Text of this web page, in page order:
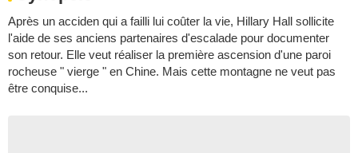
Après un acciden qui a failli lui coûter la vie, Hillary Hall sollicite
l'aide de ses anciens partenaires d'escalade pour documenter
son retour. Elle veut réaliser la première ascension d'une paroi
rocheuse " vierge " en Chine. Mais cette montagne ne veut pas
être conquise...